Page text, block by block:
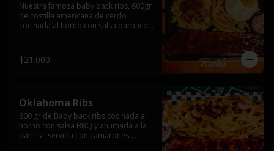
Nuestra famosa baby back ribs, 600gr
de costilla americana de cerdo
cocinada al horno con salsa barbacoa
tocino ahumado laminado, papas
fritas  y un huevo frito.
$21.000
Oklahoma Ribs
600 gr de Baby back ribs cocinada al
horno con salsa BBQ y ahumada a la
parrilla  servida con camarones